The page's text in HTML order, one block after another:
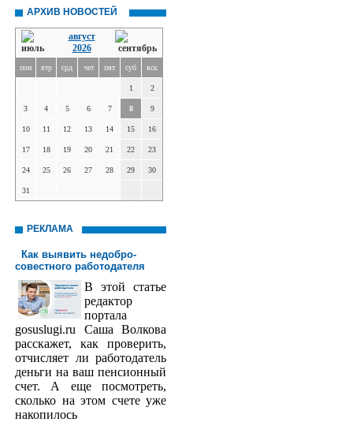
АРХИВ НОВОСТЕЙ
август
2026
пон втр срд чет пят суб вск
1 2
3 4 5 6 7 8 9
10 11 12 13 14 15 16
17 18 19 20 21 22 23
24 25 26 27 28 29 30
31
РЕКЛАМА
Как выявить недобро­
совестного работодателя
В этой статье
редактор
порта­ла
gosuslugi.ru Саша Волкова
расскажет, как проверить,
отчисляет ли работодатель
деньги на ваш пенсионный
счет. А еще посмотреть,
сколько на этом счете уже
накопилось